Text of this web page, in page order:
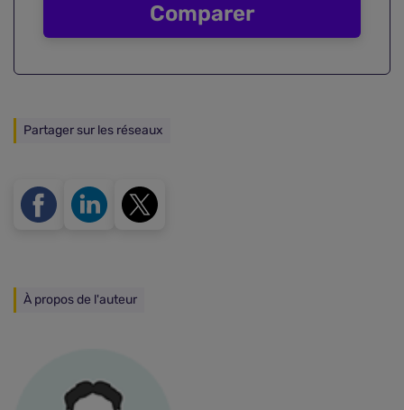
Comparer
Partager sur les réseaux
À propos de l'auteur